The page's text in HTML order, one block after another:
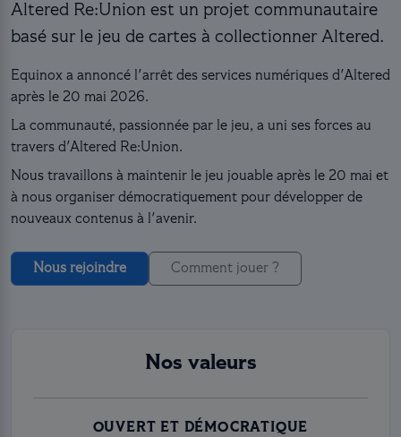
Altered Re:Union est un projet communautaire
basé sur le jeu de cartes à collectionner Altered.
Equinox a annoncé l'arrêt des services numériques d'Altered
après le 20 mai 2026.
La communauté, passionnée par le jeu, a uni ses forces au
travers d'Altered Re:Union.
Nous travaillons à maintenir le jeu jouable après le 20 mai et
à nous organiser démocratiquement pour développer de
nouveaux contenus à l'avenir.
Nous rejoindre Comment jouer ?
Nos valeurs
OUVERT ET DÉMOCRATIQUE